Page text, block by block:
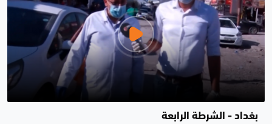
بغداد - الشرطة الرابعة